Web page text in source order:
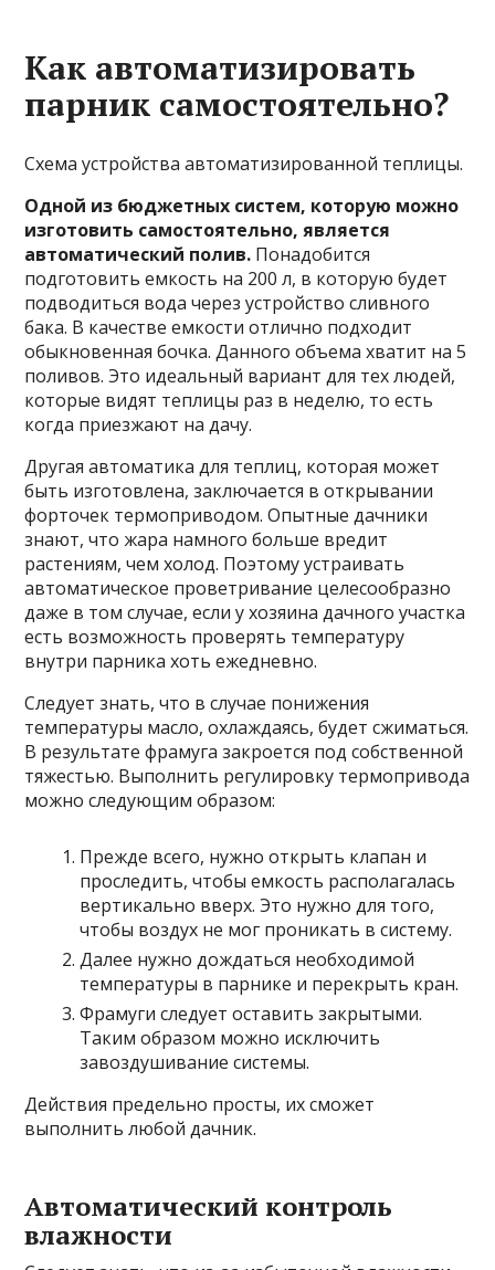
Как автоматизировать
парник самостоятельно?
Схема устройства автоматизированной теплицы.
Одной из бюджетных систем, которую можно
изготовить самостоятельно, является
автоматический полив. Понадобится
подготовить емкость на 200 л, в которую будет
подводиться вода через устройство сливного
бака. В качестве емкости отлично подходит
обыкновенная бочка. Данного объема хватит на 5
поливов. Это идеальный вариант для тех людей,
которые видят теплицы раз в неделю, то есть
когда приезжают на дачу.
Другая автоматика для теплиц, которая может
быть изготовлена, заключается в открывании
форточек термоприводом. Опытные дачники
знают, что жара намного больше вредит
растениям, чем холод. Поэтому устраивать
автоматическое проветривание целесообразно
даже в том случае, если у хозяина дачного участка
есть возможность проверять температуру
внутри парника хоть ежедневно.
Следует знать, что в случае понижения
температуры масло, охлаждаясь, будет сжиматься.
В результате фрамуга закроется под собственной
тяжестью. Выполнить регулировку термопривода
можно следующим образом:
Прежде всего, нужно открыть клапан и
проследить, чтобы емкость располагалась
вертикально вверх. Это нужно для того,
чтобы воздух не мог проникать в систему.
Далее нужно дождаться необходимой
температуры в парнике и перекрыть кран.
Фрамуги следует оставить закрытыми.
Таким образом можно исключить
завоздушивание системы.
Действия предельно просты, их сможет
выполнить любой дачник.
Автоматический контроль
влажности